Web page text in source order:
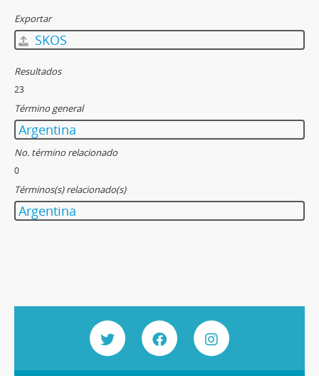
Exportar
SKOS
Resultados
23
Término general
Argentina
No. término relacionado
0
Términos(s) relacionado(s)
Argentina